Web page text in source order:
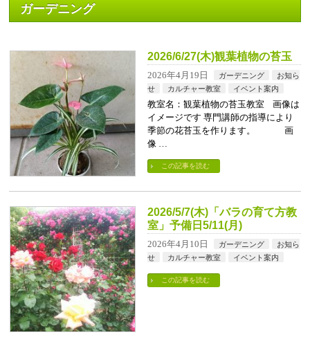
ガーデニング
2026/6/27(木)観葉植物の苔玉
2026年4月19日 ガーデニング
お知ら
せ
カルチャー教室 イベント案内
教室名：観葉植物の苔玉教室 画像は
イメージです 専門講師の指導により
季節の花苔玉を作ります。 画
像 …
この記事を読む
2026/5/7(木)「バラの育て方教
室」予備日5/11(月)
2026年4月10日 ガーデニング
お知ら
せ
カルチャー教室 イベント案内
この記事を読む